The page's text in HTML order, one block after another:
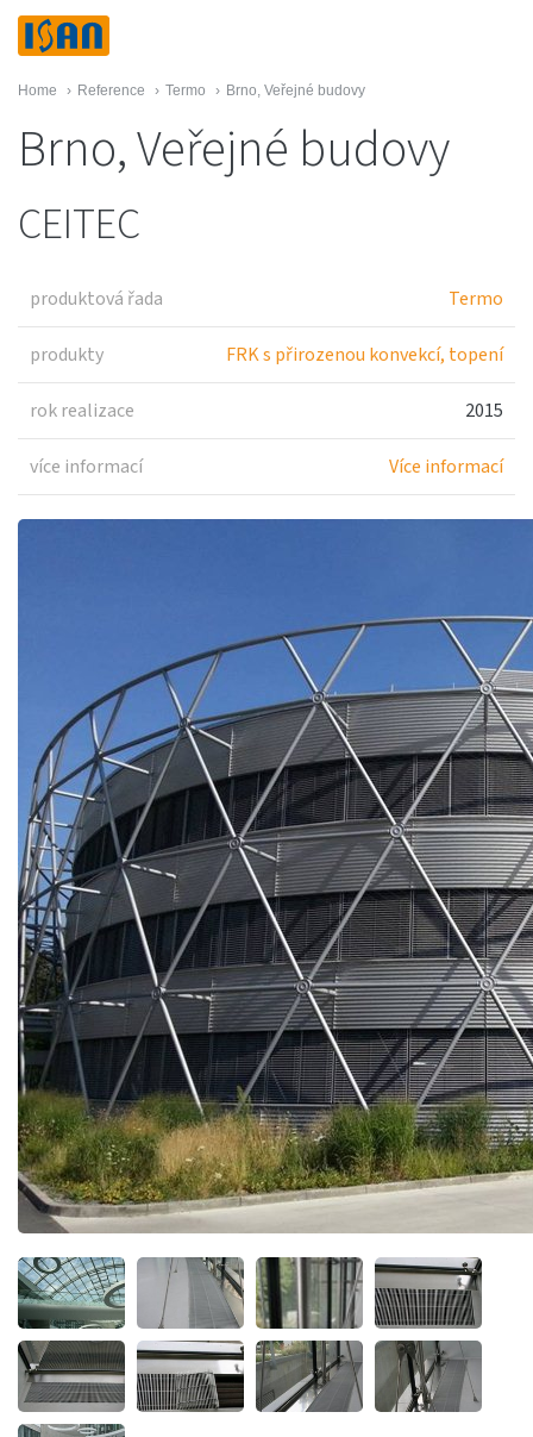
Home › Reference › Termo › Brno, Veřejné budovy
Brno, Veřejné budovy
CEITEC
produktová řada Termo
produkty FRK s přirozenou konvekcí, topení
rok realizace 2015
více informací Více informací